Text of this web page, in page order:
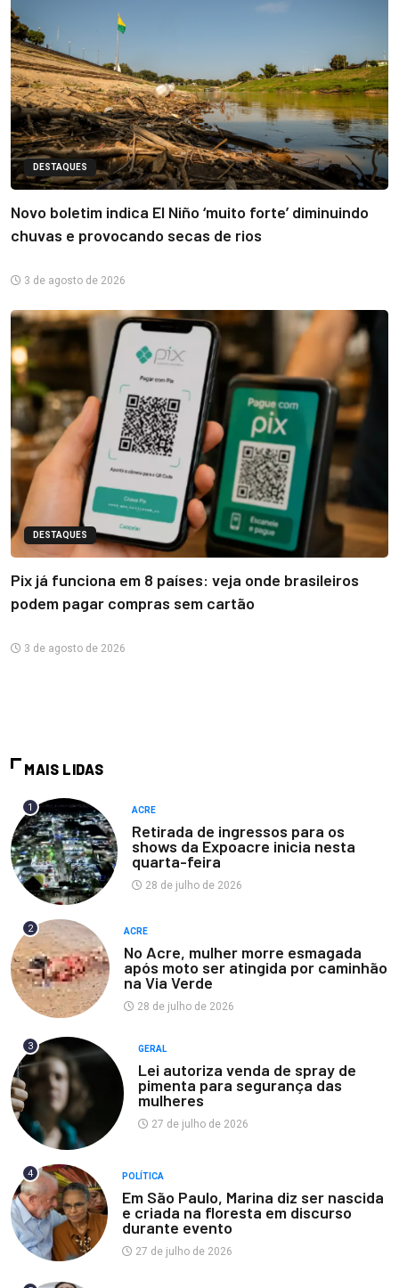
DESTAQUES
Novo boletim indica El Niño ‘muito forte’ diminuindo
chuvas e provocando secas de rios
3 de agosto de 2026
DESTAQUES
Pix já funciona em 8 países: veja onde brasileiros
podem pagar compras sem cartão
3 de agosto de 2026
MAIS LIDAS
1 ACRE
Retirada de ingressos para os
shows da Expoacre inicia nesta
quarta-feira
28 de julho de 2026
2 ACRE
No Acre, mulher morre esmagada
após moto ser atingida por caminhão
na Via Verde
28 de julho de 2026
3 GERAL
Lei autoriza venda de spray de
pimenta para segurança das
mulheres
27 de julho de 2026
4 POLÍTICA
Em São Paulo, Marina diz ser nascida
e criada na floresta em discurso
durante evento
27 de julho de 2026